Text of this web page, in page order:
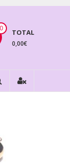
0 TOTAL
0,00€